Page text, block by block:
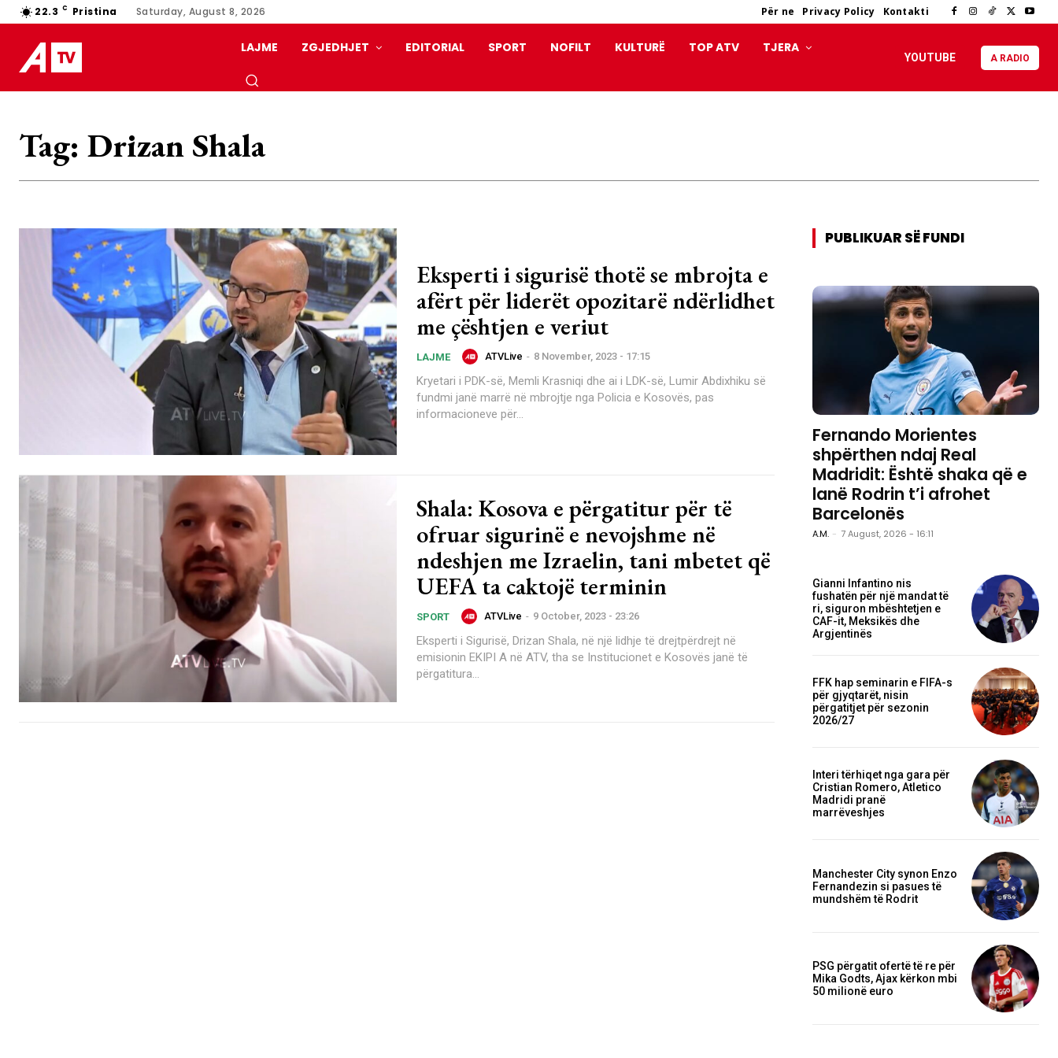
22.3 C Pristina Saturday, August 8, 2026 Për ne Privacy Policy Kontakti
LAJME ZGJEDHJET EDITORIAL SPORT NOFILT KULTURË TOP ATV TJERA
YOUTUBE A RADIO
Tag: Drizan Shala
Eksperti i sigurisë thotë se mbrojta e
afërt për liderët opozitarë ndërlidhet
me çështjen e veriut
LAJME ATVLive - 8 November, 2023 - 17:15
Kryetari i PDK-së, Memli Krasniqi dhe ai i LDK-së, Lumir Abdixhiku së
fundmi janë marrë në mbrojtje nga Policia e Kosovës, pas
informacioneve për...
Shala: Kosova e përgatitur për të
ofruar sigurinë e nevojshme në
ndeshjen me Izraelin, tani mbetet që
UEFA ta caktojë terminin
SPORT ATVLive - 9 October, 2023 - 23:26
Eksperti i Sigurisë, Drizan Shala, në një lidhje të drejtpërdrejt në
emisionin EKIPI A në ATV, tha se Institucionet e Kosovës janë të
përgatitura...
PUBLIKUAR SË FUNDI
Fernando Morientes
shpërthen ndaj Real
Madridit: Është shaka që e
lanë Rodrin t’i afrohet
Barcelonës
A.M. - 7 August, 2026 - 16:11
Gianni Infantino nis
fushatën për një mandat të
ri, siguron mbështetjen e
CAF-it, Meksikës dhe
Argjentinës
FFK hap seminarin e FIFA-s
për gjyqtarët, nisin
përgatitjet për sezonin
2026/27
Interi tërhiqet nga gara për
Cristian Romero, Atletico
Madridi pranë
marrëveshjes
Manchester City synon Enzo
Fernandezin si pasues të
mundshëm të Rodrit
PSG përgatit ofertë të re për
Mika Godts, Ajax kërkon mbi
50 milionë euro